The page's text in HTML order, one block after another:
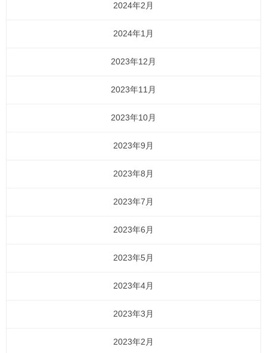
2024年2月
2024年1月
2023年12月
2023年11月
2023年10月
2023年9月
2023年8月
2023年7月
2023年6月
2023年5月
2023年4月
2023年3月
2023年2月